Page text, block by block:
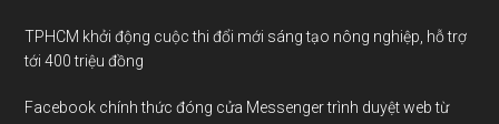
TPHCM khởi động cuộc thi đổi mới sáng tạo nông nghiệp, hỗ trợ
tới 400 triệu đồng
Facebook chính thức đóng cửa Messenger trình duyệt web từ